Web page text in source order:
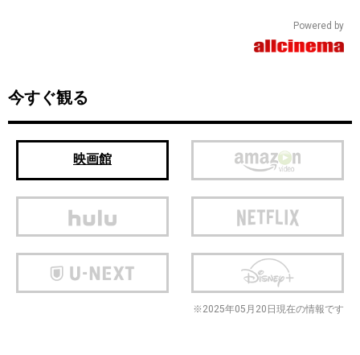
Powered by
今すぐ観る
映画館
※2025年05月20日現在の情報です